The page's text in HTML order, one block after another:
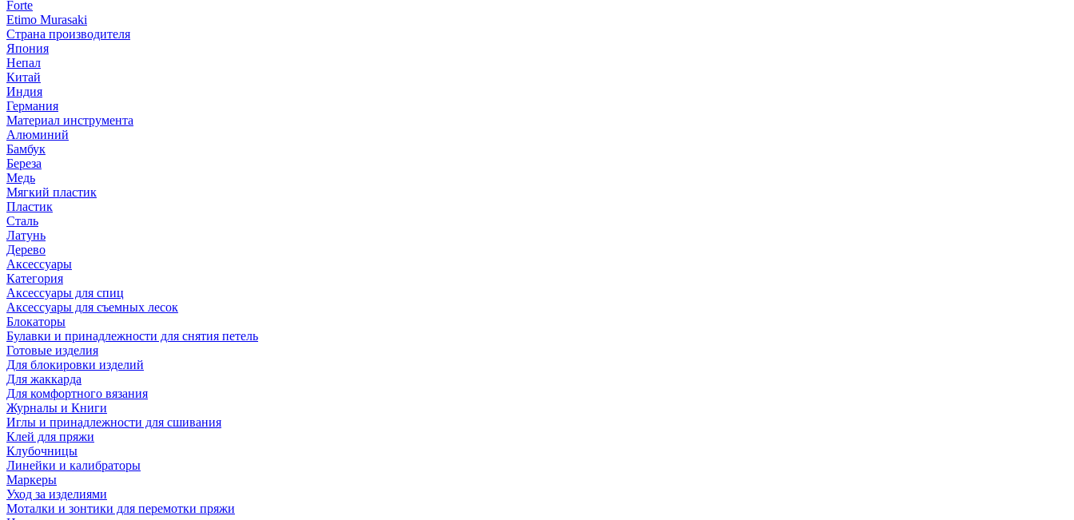
Forte
Etimo Murasaki
Страна производителя
Япония
Непал
Китай
Индия
Германия
Материал инструмента
Алюминий
Бамбук
Береза
Медь
Мягкий пластик
Пластик
Сталь
Латунь
Дерево
Аксессуары
Категория
Аксессуары для спиц
Аксессуары для съемных лесок
Блокаторы
Булавки и принадлежности для снятия петель
Готовые изделия
Для блокировки изделий
Для жаккарда
Для комфортного вязания
Журналы и Книги
Иглы и принадлежности для сшивания
Клей для пряжи
Клубочницы
Линейки и калибраторы
Маркеры
Уход за изделиями
Моталки и зонтики для перемотки пряжи